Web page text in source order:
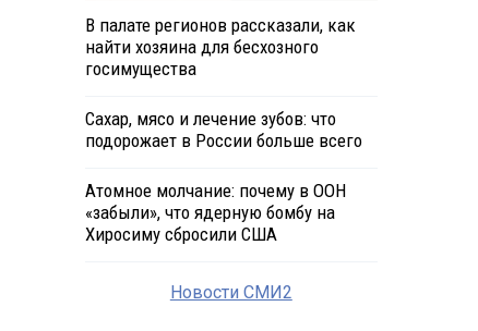
В палате регионов рассказали, как
найти хозяина для бесхозного
госимущества
Сахар, мясо и лечение зубов: что
подорожает в России больше всего
Атомное молчание: почему в ООН
«забыли», что ядерную бомбу на
Хиросиму сбросили США
Новости СМИ2